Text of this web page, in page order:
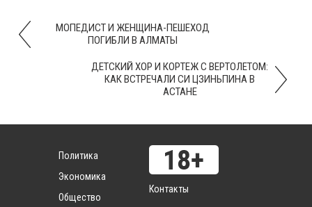
МОПЕДИСТ И ЖЕНЩИНА-ПЕШЕХОД
ПОГИБЛИ В АЛМАТЫ
ДЕТСКИЙ ХОР И КОРТЕЖ С ВЕРТОЛЕТОМ:
КАК ВСТРЕЧАЛИ СИ ЦЗИНЬПИНА В
АСТАНЕ
Политика
Экономика
Общество
Контакты